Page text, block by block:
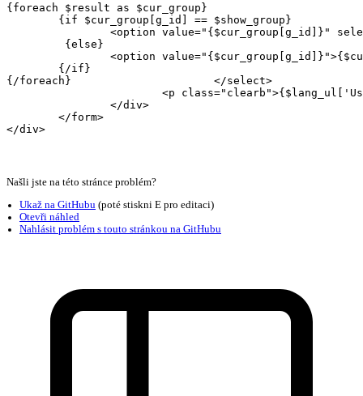
{foreach $result as $cur_group}
{/foreach}			</select>